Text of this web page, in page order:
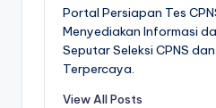
Portal Persiapan Tes
Menyediakan Informasi
Seputar Seleksi CPNS
Terpercaya.
View All Posts